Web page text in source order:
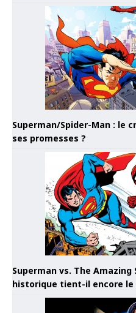
Superman/Spider-Man : le
ses promesses ?
Superman vs. The
historique tient-il encore le